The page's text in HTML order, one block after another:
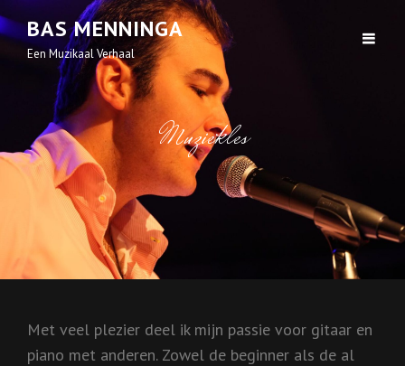
BAS MENNINGA
Een Muzikaal Verhaal
Muziekles
Met veel plezier deel ik mijn passie voor gitaar en
piano met anderen. Zowel de beginner als de al